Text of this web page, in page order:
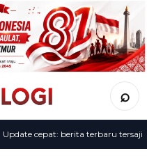
⌕
Update cepat: berita terbaru tersaji